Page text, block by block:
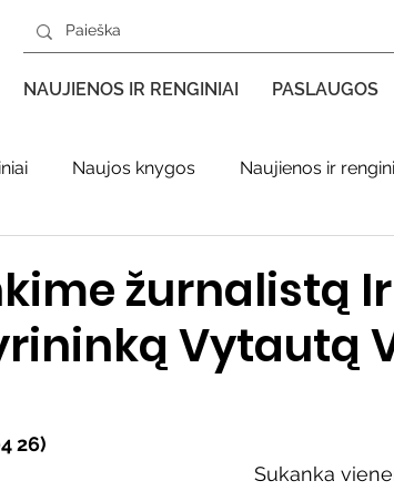
NAUJIENOS IR RENGINIAI PASLAUGOS
Naujos knygos Naujienos ir
Adolfo Ramanausko–Vanago
žurnalistą Ir
Vytautą
26)
Sukanka